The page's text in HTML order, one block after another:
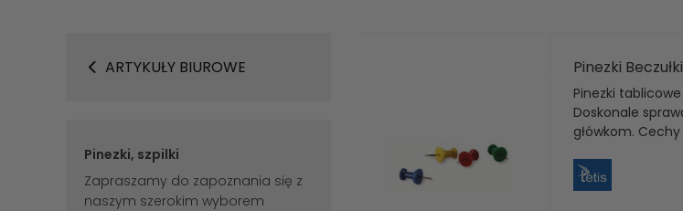
ARTYKUŁY BIUROWE
Pinezki, szpilki
Zapraszamy do zapoznania się z
naszym szerokim wyborem
Pinezki Beczułki
Pinezki
Doskonale
główkom.